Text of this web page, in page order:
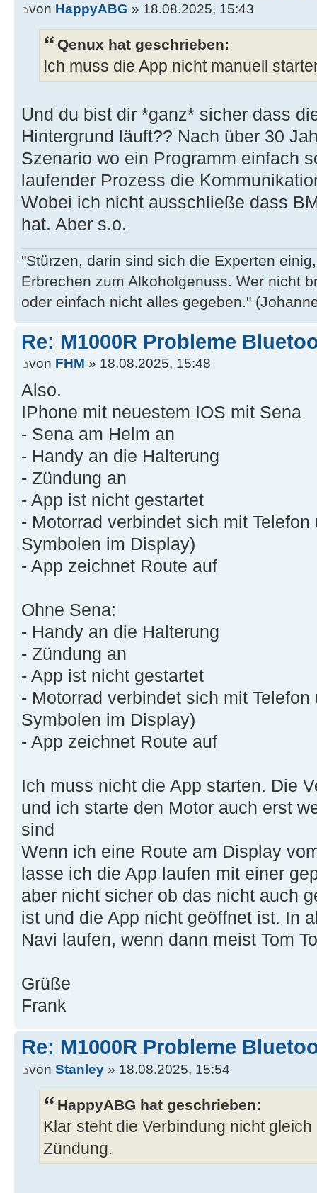
von HappyABG » 18.08.2025, 15:43
Qenux hat geschrieben:
Ich muss die App nicht manuell
Und du bist dir *ganz* sicher dass
Hintergrund läuft?? Nach über 30
Szenario wo ein Programm einfach
laufender Prozess die
Wobei ich nicht ausschließe dass
hat. Aber s.o.
"Stürzen, darin sind sich die Experten
Erbrechen zum Alkoholgenuss. Wer nicht
oder einfach nicht alles gegeben."
Re: M1000R Probleme
von FHM » 18.08.2025, 15:48
Also.
IPhone mit neuestem IOS mit Sena
- Sena am Helm an
- Handy an die Halterung
- Zündung an
- App ist nicht gestartet
- Motorrad verbindet sich mit
Symbolen im Display)
- App zeichnet Route auf
Ohne Sena:
- Handy an die Halterung
- Zündung an
- App ist nicht gestartet
- Motorrad verbindet sich mit
Symbolen im Display)
- App zeichnet Route auf
Ich muss nicht die App starten. Die
und ich starte den Motor auch erst
sind
Wenn ich eine Route am Display
lasse ich die App laufen mit einer
aber nicht sicher ob das nicht auch
ist und die App nicht geöffnet ist. In
Navi laufen, wenn dann meist Tom
Grüße
Frank
Re: M1000R Probleme
von Stanley » 18.08.2025, 15:54
HappyABG hat geschrieben:
Klar steht die Verbindung nicht
Zündung.